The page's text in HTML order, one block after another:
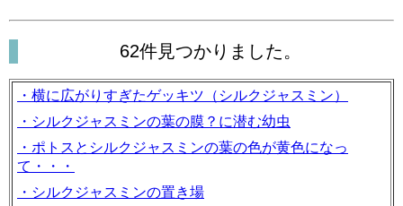
62件見つかりました。
・横に広がりすぎたゲッキツ（シルクジャスミン）
・シルクジャスミンの葉の膜？に潜む幼虫
・ポトスとシルクジャスミンの葉の色が黄色になっ
て・・・
・シルクジャスミンの置き場